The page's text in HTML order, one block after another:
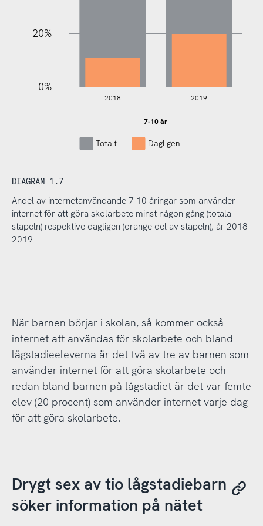
20%
0%
7-10 år
2018 2019
Dagligen
Totalt
DIAGRAM 1.7
Andel av internetanvändande 7-10-åringar som använder
internet för att göra skolarbete minst någon gång (totala
stapeln) respektive dagligen (orange del av stapeln), år 2018-
2019
När barnen börjar i skolan, så kommer också
internet att användas för skolarbete och bland
lågstadieeleverna är det två av tre av barnen som
använder internet för att göra skolarbete och
redan bland barnen på lågstadiet är det var femte
elev (20 procent) som använder internet varje dag
för att göra skolarbete.
Drygt sex av tio lågstadiebarn
söker information på nätet